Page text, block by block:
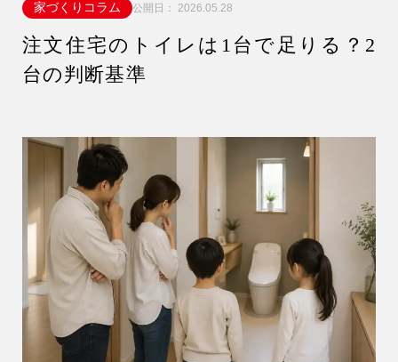
家づくりコラム 公開日： 2026.05.28
注文住宅のトイレは1台で足りる？2
台の判断基準
事業紹介（注文住宅）
リフォーム・リノベーション
土地探しサポート
ショールーム・モデルハウス
施工事例・お客様の声
会社情報
会社概要
スタッフ紹介